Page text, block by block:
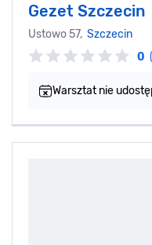
Gezet Szczecin
Ustowo 57, Szczecin
0
Warsztat nie